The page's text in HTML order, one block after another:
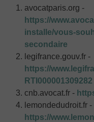
avocatparis.org -
https://
installe/vous-
secondaire
legifrance.gouv.fr -
https://
RTI000001309282
cnb.avocat.fr -
lemondedudroit.fr -
https://